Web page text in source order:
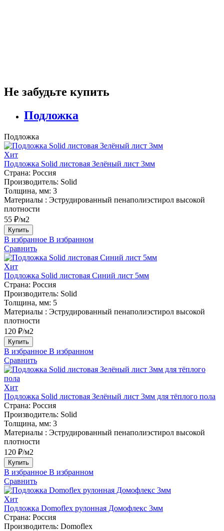
Не забудьте купить
Подложка
Подложка
Хит
Подложка Solid листовая Зелёный лист 3мм
Страна: Россия
Производитель: Solid
Толщина, мм: 3
Материалы : Эструдированный пенаполиэстирол высокой
плотности
55 ₽/м2
Купить
В избранное В избранном
Сравнить
Хит
Подложка Solid листовая Синий лист 5мм
Страна: Россия
Производитель: Solid
Толщина, мм: 5
Материалы : Эструдированный пенаполиэстирол высокой
плотности
120 ₽/м2
Купить
В избранное В избранном
Сравнить
Хит
Подложка Solid листовая Зелёный лист 3мм для тёплого пола
Страна: Россия
Производитель: Solid
Толщина, мм: 3
Материалы : Эструдированный пенаполиэстирол высокой
плотности
120 ₽/м2
Купить
В избранное В избранном
Сравнить
Хит
Подложка Domoflex рулонная Домофлекс 3мм
Страна: Россия
Производитель: Domoflex